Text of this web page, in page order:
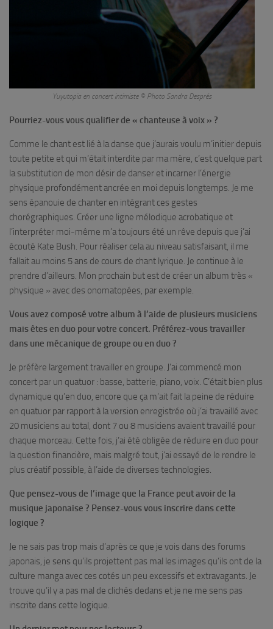
Yuyutopia en concert intimiste © Photo Sandra Després
Pourriez-vous vous qualifier de « chanteuse à voix » ?
Comme le chant est lié à la danse que j’aurais voulu m’initier depuis
toute petite et qui m’était interdite par ma mère, c’est quelque part
la substitution de mon désir de danser et incarner l’énergie
physique profondément ancrée en moi depuis longtemps. Je me
sens épanouie de chanter en intégrant ces gestes
chorégraphiques. Créer une ligne mélodique acrobatique et
l’interpréter moi-même m’a toujours été un rêve depuis que j’ai
écouté Kate Bush. Pour réaliser cela au niveau satisfaisant, il me
fallait au moins 5 ans de cours de chant lyrique. Je continue à le
prendre d’ailleurs. Mon prochain but est de créer un album très «
physique » avec des onomatopées, par exemple.
Vous avez composé votre album à l’aide de plusieurs musiciens
mais êtes en duo pour votre concert. Préférez-vous travailler
dans une mécanique de groupe ou en duo ?
Je préfère largement travailler en groupe. J’ai commencé mon
concert par un quatuor : basse, batterie, piano, voix. C’était bien plus
dynamique qu’en duo, encore que ça m’ait fait la peine de réduire
en quatuor par rapport à la version enregistrée où j’ai travaillé avec
20 musiciens au total, dont 7 ou 8 musiciens avaient travaillé pour
chaque morceau. Cette fois, j’ai été obligée de réduire en duo pour
la question financière, mais malgré tout, j’ai essayé de le rendre le
plus créatif possible, à l’aide de diverses technologies.
Que pensez-vous de l’image que la France peut avoir de la
musique japonaise ? Pensez-vous vous inscrire dans cette
logique ?
Je ne sais pas trop mais d’après ce que je vois dans des forums
japonais, je sens qu’ils projettent pas mal les images qu’ils ont de la
culture manga avec ces cotés un peu excessifs et extravagants. Je
trouve qu’il y a pas mal de clichés dedans et je ne me sens pas
inscrite dans cette logique.